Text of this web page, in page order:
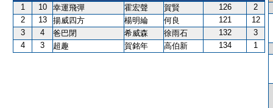
1 10 幸運飛彈 霍宏聲 賀賢 126
2
2
13 揚威四方 楊明綸 何良 121
12
3
4 爸巴閉 希威森 徐雨石 132
3
4
3 超趣 賀銘年 高伯新 134 1